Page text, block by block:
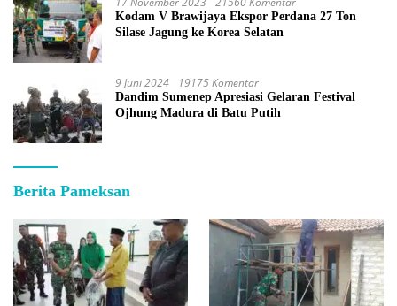
Kodam V Brawijaya Ekspor Perdana 27 Ton
Silase Jagung ke Korea Selatan
9 Juni 2024 19175 Komentar
Dandim Sumenep Apresiasi Gelaran Festival
Ojhung Madura di Batu Putih
Berita Pameksan